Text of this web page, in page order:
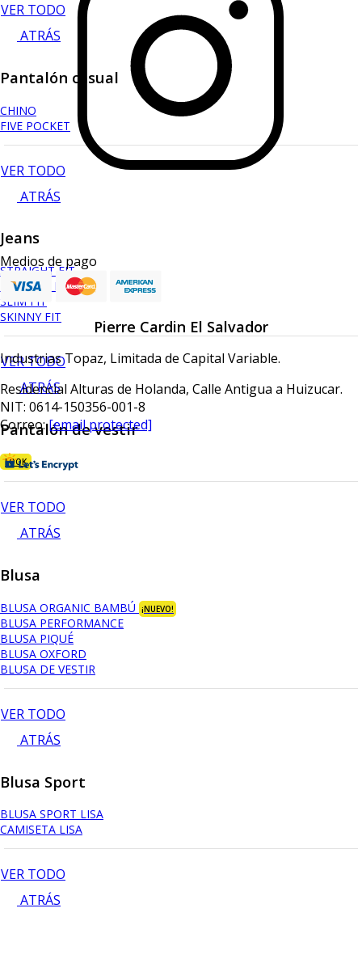
VER TODO
ATRÁS
Pantalón casual
CHINO
FIVE POCKET
VER TODO
ATRÁS
Jeans
STRAIGHT FIT
REGULAR FIT
SLIM FIT
SKINNY FIT
VER TODO
ATRÁS
Pantalón de vestir
LOOK
VER TODO
ATRÁS
Blusa
BLUSA ORGANIC BAMBÚ ¡NUEVO!
BLUSA PERFORMANCE
BLUSA PIQUÉ
BLUSA OXFORD
BLUSA DE VESTIR
VER TODO
ATRÁS
Blusa Sport
BLUSA SPORT LISA
CAMISETA LISA
VER TODO
ATRÁS
Medios de pago
Pierre Cardin El Salvador
Industrias Topaz, Limitada de Capital Variable.
Residencial Alturas de Holanda, Calle Antigua a Huizucar.
NIT: 0614-150356-001-8
Correo:[email protected]